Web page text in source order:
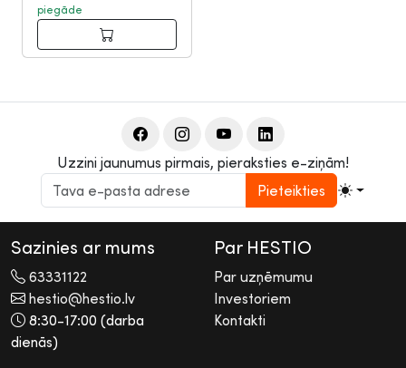
piegāde
Uzzini jaunumus pirmais, pieraksties e-ziņām!
Pieteikties
Sazinies ar mums
63331122
hestio@hestio.lv
8:30-17:00 (darba
dienās)
Par HESTIO
Par uzņēmumu
Investoriem
Kontakti